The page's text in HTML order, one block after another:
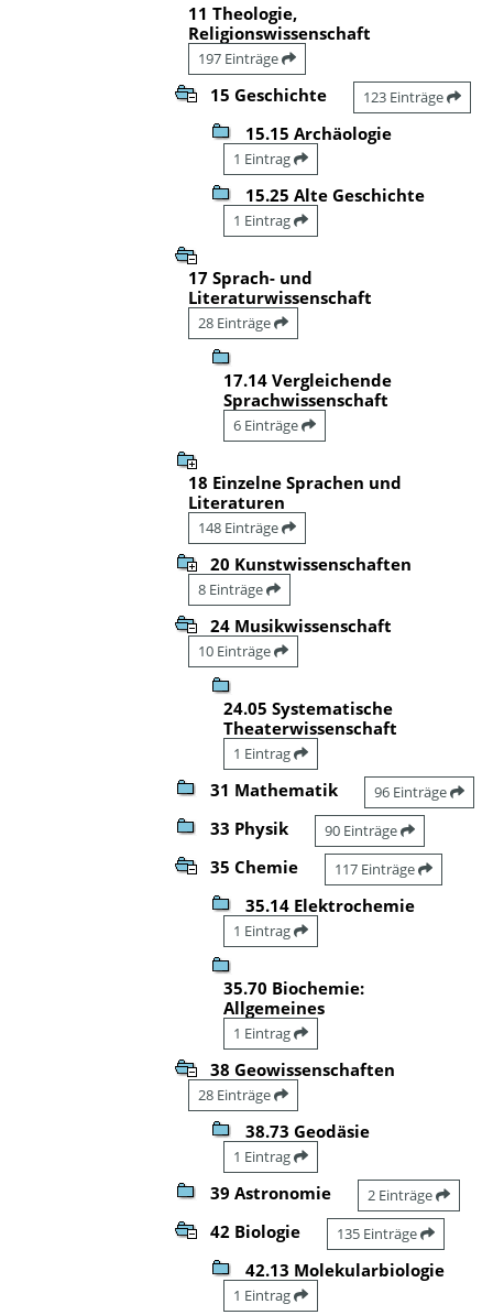
11 Theologie,
Religionswissenschaft
197 Einträge
15 Geschichte 123 Einträge
15.15 Archäologie
1 Eintrag
15.25 Alte Geschichte
1 Eintrag
17 Sprach- und
Literaturwissenschaft
28 Einträge
17.14 Vergleichende
Sprachwissenschaft
6 Einträge
18 Einzelne Sprachen und
Literaturen
148 Einträge
20 Kunstwissenschaften
8 Einträge
24 Musikwissenschaft
10 Einträge
24.05 Systematische
Theaterwissenschaft
1 Eintrag
31 Mathematik 96 Einträge
33 Physik 90 Einträge
35 Chemie 117 Einträge
35.14 Elektrochemie
1 Eintrag
35.70 Biochemie:
Allgemeines
1 Eintrag
38 Geowissenschaften
28 Einträge
38.73 Geodäsie
1 Eintrag
39 Astronomie 2 Einträge
42 Biologie 135 Einträge
42.13 Molekularbiologie
1 Eintrag